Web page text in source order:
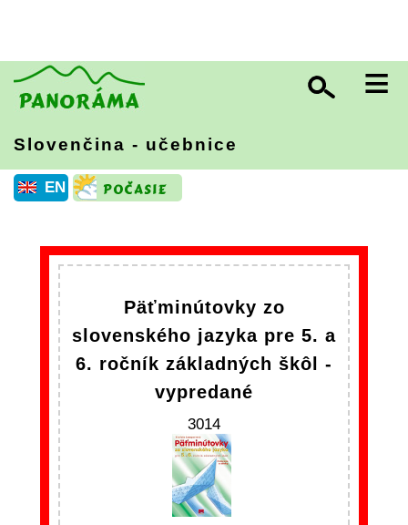
≡
Slovenčina - učebnice
EN
Päťminútovky zo
slovenského jazyka pre 5. a
6. ročník základných škôl -
vypredané
3014